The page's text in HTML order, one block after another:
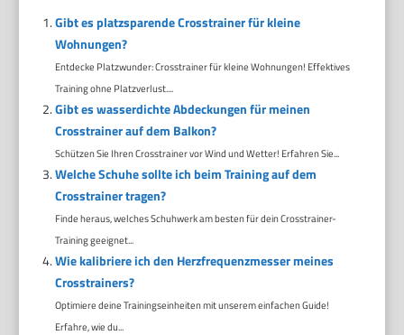
Gibt es platzsparende Crosstrainer für kleine
Wohnungen?
Entdecke Platzwunder: Crosstrainer für kleine Wohnungen! Effektives
Training ohne Platzverlust....
Gibt es wasserdichte Abdeckungen für meinen
Crosstrainer auf dem Balkon?
Schützen Sie Ihren Crosstrainer vor Wind und Wetter! Erfahren Sie...
Welche Schuhe sollte ich beim Training auf dem
Crosstrainer tragen?
Finde heraus, welches Schuhwerk am besten für dein Crosstrainer-
Training geeignet...
Wie kalibriere ich den Herzfrequenzmesser meines
Crosstrainers?
Optimiere deine Trainingseinheiten mit unserem einfachen Guide!
Erfahre, wie du...